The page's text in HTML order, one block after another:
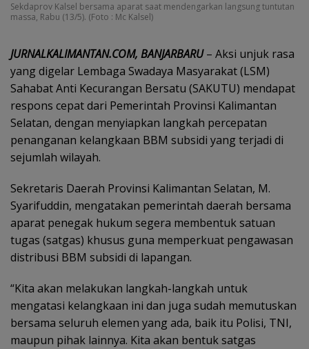
Sekdaprov Kalsel bersama aparat saat mendengarkan langsung tuntutan
massa, Rabu (13/5). (Foto : Mc Kalsel)
JURNALKALIMANTAN.COM, BANJARBARU– Aksi unjuk rasa
yang digelar Lembaga Swadaya Masyarakat (LSM)
Sahabat Anti Kecurangan Bersatu (SAKUTU) mendapat
respons cepat dari Pemerintah Provinsi Kalimantan
Selatan, dengan menyiapkan langkah percepatan
penanganan kelangkaan BBM subsidi yang terjadi di
sejumlah wilayah.
Sekretaris Daerah Provinsi Kalimantan Selatan, M.
Syarifuddin, mengatakan pemerintah daerah bersama
aparat penegak hukum segera membentuk satuan
tugas (satgas) khusus guna memperkuat pengawasan
distribusi BBM subsidi di lapangan.
“Kita akan melakukan langkah-langkah untuk
mengatasi kelangkaan ini dan juga sudah memutuskan
bersama seluruh elemen yang ada, baik itu Polisi, TNI,
maupun pihak lainnya. Kita akan bentuk satgas